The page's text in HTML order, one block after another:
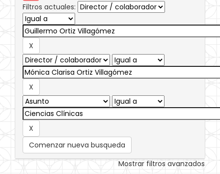
Filtros actuales:
Comenzar nueva busqueda
Mostrar filtros avanzados